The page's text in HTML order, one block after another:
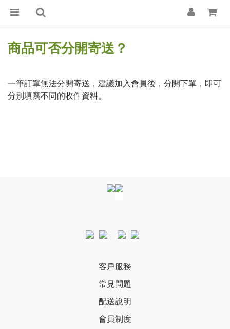
商品可否分開寄送？
一筆訂單無法分開寄送，建議加入會員後，分開下單，即可
分別填寫不同的收件資料。
客戶服務
常見問題
配送說明
會員制度